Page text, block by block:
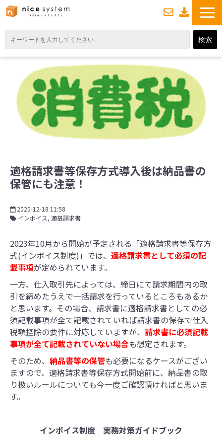
TOP
サービス紹介
業務DXソリューション
業務から探す
導入事例
よくあるご質問
適格請求書等保存方式導入後は納品書の
保管にも注意！
2020-12-18 11:58
インボイス 適格請求書
2023年10月から開始が予定される「適格請求書等保存方
式(インボイス制度)」では、 適格請求書として必須の記
載事項が定められています。
一方、仕入取引先によっては、締日にて請求期間内の取
引を締めたうえで一括請求を行っているところもあるか
と思います。その場合、請求書に適格請求書としての必
須記載事項が全て記載されていれば請求書の保存で仕入
税額控除の要件に対応していますが、 請求書に必須記載
事項が全て記載されていない場合も想定されます。
そのため、 納品書等の保管も必要になるケースがござい
ますので、適格請求書等保存方式開始前に、納品書の取
り扱いルールについても今一度ご確認頂ければと思いま
す。
インボイス制度 実務対策ガイドブック